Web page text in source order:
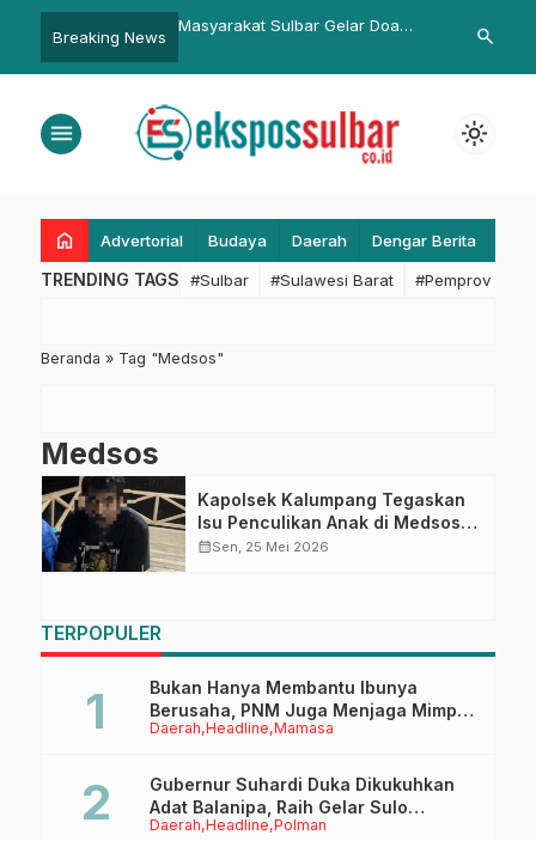
Breaking News
Sulbar Harap
Pariwisata
Masyarakat Sulbar Gelar Doa
Indonesia Kembali
TNI-Polri
search
menu light_mode
home Advertorial Budaya Daerah Dengar Berita
TRENDING TAGS #Sulbar #Sulawesi Barat #Pemprov
Beranda » Tag "Medsos"
Medsos
Kapolsek Kalumpang Tegaskan
Isu Penculikan Anak di Medsos
adalah Hoaks
calendar_monthSen, 25 Mei 2026
TERPOPULER
Daerah Headline Mamasa
Bukan Hanya Membantu Ibunya
Berusaha, PNM Juga Menjaga Mimpi
Anaknya Untuk Menggapai Cita-Cita
Daerah Headline Polman
Gubernur Suhardi Duka Dikukuhkan
Adat Balanipa, Raih Gelar Sulo
Tappidena